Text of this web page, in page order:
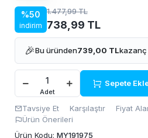
%50
indirim
1.477,99 TL
738,99 TL
🎉Bu üründen739,00 TLkazanç
Adet
Sepete
Tavsiye Et Karşılaştır Fiyat
Ürün Önerileri
Ürün Kodu: MY191975